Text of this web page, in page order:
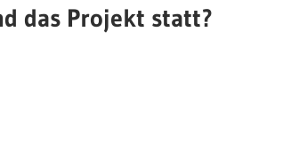
das Projekt statt?